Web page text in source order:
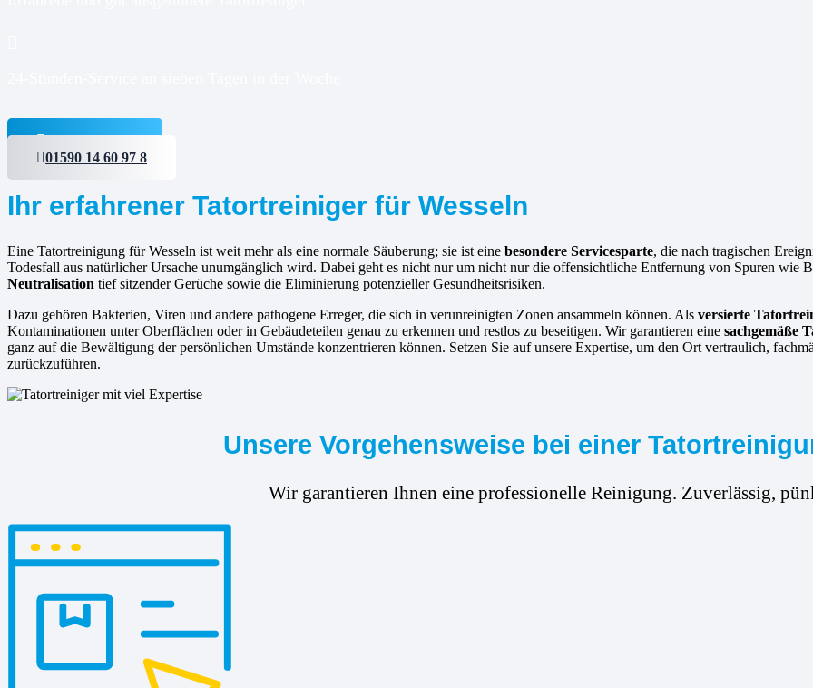
Jetzt anfragen
01590 14 60 97 8
Ihr erfahrener Tatortreiniger für Wesseln
Eine Tatortreinigung für Wesseln ist weit mehr als eine normale Säuberung; sie ist eine besondere Servicesparte, die nach tragischen
Todesfall aus natürlicher Ursache unumgänglich wird. Dabei geht es nicht nur um nicht nur die offensichtliche Entfernung von Spuren wie
Neutralisation tief sitzender Gerüche sowie die Eliminierung potenzieller Gesundheitsrisiken.
Dazu gehören Bakterien, Viren und andere pathogene Erreger, die sich in verunreinigten Zonen ansammeln können. Als versierte
Kontaminationen unter Oberflächen oder in Gebäudeteilen genau zu erkennen und restlos zu beseitigen. Wir garantieren eine sachgemäße
ganz auf die Bewältigung der persönlichen Umstände konzentrieren können. Setzen Sie auf unsere Expertise, um den Ort vertraulich,
zurückzuführen.
Unsere Vorgehensweise bei einer
Wir garantieren Ihnen eine professionelle Reinigung. Zuverlässig,